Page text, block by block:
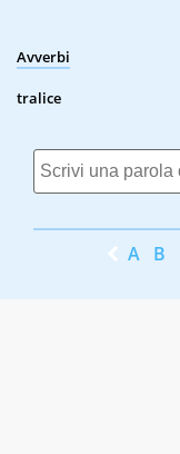
Avverbi
tralice
A B